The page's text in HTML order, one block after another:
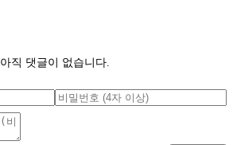
아직 댓글이 없습니다.